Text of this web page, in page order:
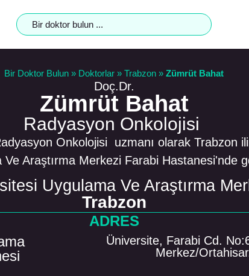
Bir Doktor Bulun » Doktorlar » Trabzon » Zümrüt Bahat
Doç.Dr.
Zümrüt Bahat
Radyasyon Onkolojisi
Onkolojisi uzmanı olarak Trabzon
Araştırma Merkezi Farabi Hastanesi'nde
Uygulama Ve Araştırma
Trabzon
ADRES
Üniversite, Farabi Cd.
Merkez/